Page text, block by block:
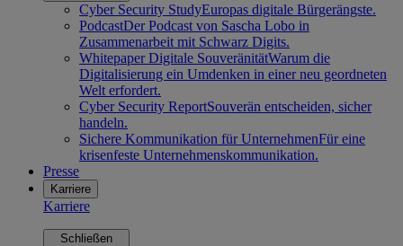
Cyber Security StudyEuropas digitale Bürgerängste.
PodcastDer Podcast von Sascha Lobo in
Zusammenarbeit mit Schwarz Digits.
Whitepaper Digitale SouveränitätWarum die
Digitalisierung ein Umdenken in einer neu geordneten
Welt erfordert.
Cyber Security ReportSouverän entscheiden, sicher
handeln.
Sichere Kommunikation für UnternehmenFür eine
krisenfeste Unternehmenskommunikation.
Presse
Karriere
Karriere
Schließen